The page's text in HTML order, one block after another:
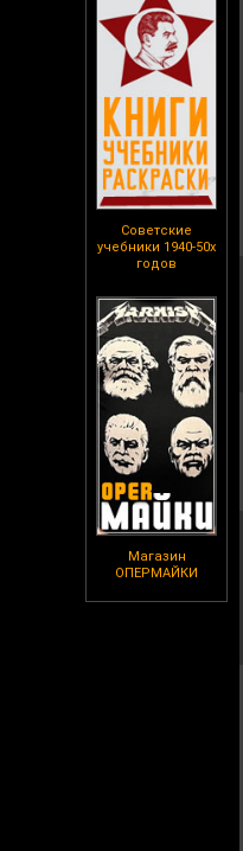
Советские
учебники 1940-50х
годов
Магазин
ОПЕРМАЙКИ